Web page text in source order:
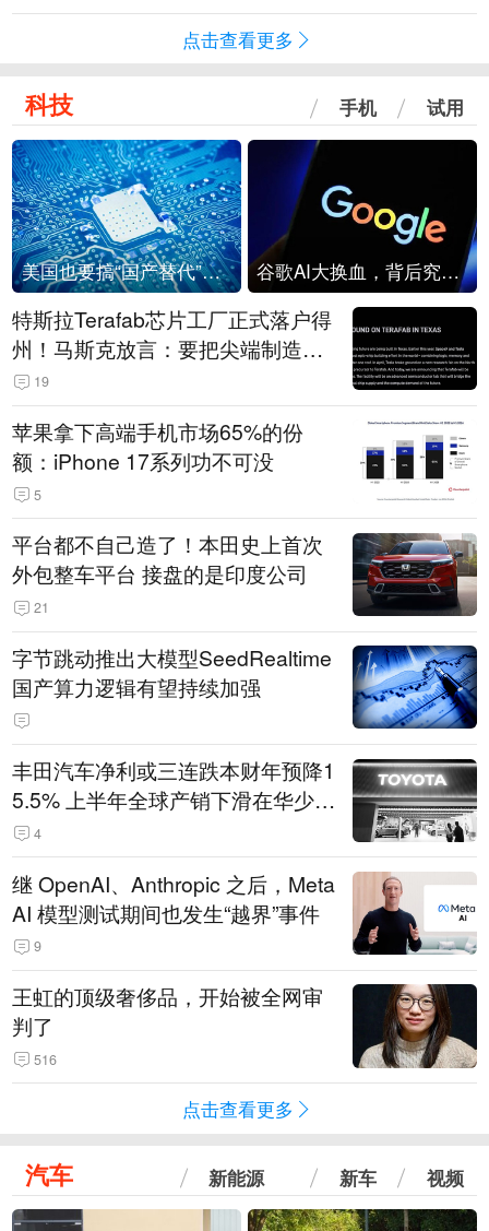
点击查看更多
科技 手机 试用
美国也要搞“国产替代”？先算清三笔账 谷歌AI大换血，背后究竟发生了什么？
特斯拉Terafab芯片工厂正式落户得
州！马斯克放言：要把尖端制造带
回美国
19
苹果拿下高端手机市场65%的份
额：iPhone 17系列功不可没
5
平台都不自己造了！本田史上首次
外包整车平台 接盘的是印度公司
21
字节跳动推出大模型SeedRealtime
国产算力逻辑有望持续加强
丰田汽车净利或三连跌本财年预降1
5.5% 上半年全球产销下滑在华少卖
14.3万辆
4
继 OpenAI、Anthropic 之后，Meta
AI 模型测试期间也发生“越界”事件
9
王虹的顶级奢侈品，开始被全网审
判了
516
点击查看更多
汽车 新能源 新车 视频